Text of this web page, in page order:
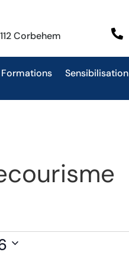
Corbehem 
Formations Sensibilisation